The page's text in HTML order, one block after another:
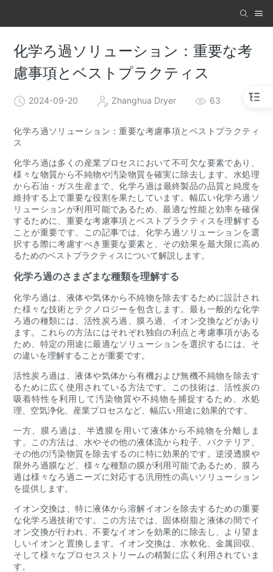
化学ろ過ソリューション：重要な考
慮事項とベストプラクティス
2024-09-20 Zhanghua Dryer 63
化学ろ過ソリューション：重要な考慮事項とベストプラクティ
ス
化学ろ過は多くの産業プロセスにおいて不可欠な要素であり、
様々な物質から不純物や汚染物質を確実に除去します。水処理
から石油・ガス生産まで、化​​学ろ過は最終製品の品質と純度を
維持する上で重要な役割を果たしています。幅広い化学ろ過ソ
リューションが利用可能であるため、最適な性能と効率を確保
するために、重要な考慮事項とベストプラクティスを理解する
ことが重要です。この記事では、化学ろ過ソリューションを選
択する際に考慮すべき重要な要素と、その効果を最大限に高め
るためのベストプラクティスについて解説します。
化学ろ過のさまざまな種類を理解する
化学ろ過は、液体や気体から不純物を除去するために設計され
た様々な技術とテクノロジーを包含します。最も一般的な化学
ろ過の種類には、活性炭ろ過、膜ろ過、イオン交換などがあり
ます。これらの方法にはそれぞれ独自の利点と考慮事項がある
ため、特定の用途に最適なソリューションを選択するには、そ
の違いを理解することが重要です。
活性炭ろ過は、液体や気体から有機および無機不純物を除去す
るために広く使用されている方法です。この技術は、活性炭の
吸着特性を利用して汚染物質や不純物を捕捉するため、水処
理、空気浄化、産業プロセスなど、幅広い用途に効果的です。
一方、膜ろ過は、半透膜を用いて液体から不純物を分離しま
す。この方法は、水やその他の液体流から粒子、バクテリア、
その他の汚染物質を除去するのに特に効果的です。逆浸透膜や
限外ろ過膜など、様々な種類の膜が利用可能であるため、膜ろ
過は様々なろ過ニーズに対応する汎用性の高いソリューション
を提供します。
イオン交換は、特に液体から溶解イオンを除去するための重要
な化学ろ過技術です。この方法では、固体樹脂と液体の間でイ
オン交換が行われ、不要なイオンを効果的に除去し、より望ま
しいイオンと置換します。イオン交換は、水軟化、金属回収、
そして様々なプロセスストリームの精製に広く利用されていま
す。